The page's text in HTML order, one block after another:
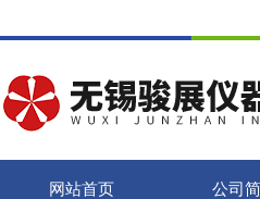
网站首页 公司